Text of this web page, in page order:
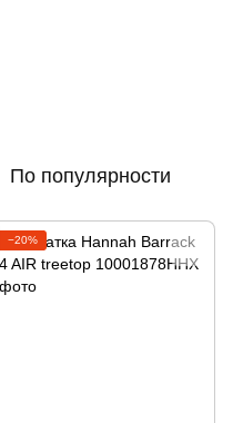
По популярности
−20%